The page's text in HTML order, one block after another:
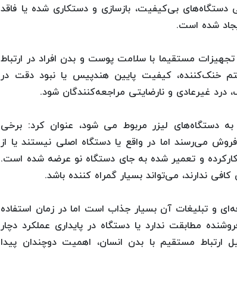
دستگاه‌های بی‌کیفیت، بازسازی‌ و دستکاری‌ شده یا فاقد
شده است.
مستقیما با سلامت پوست و بدن افراد در ارتباط
خنک‌کننده، کیفیت پایین هندپیس یا نبود دقت در
درد غیرعادی و نارضایتی مراجعه‌کنندگان شود.
به دستگاه‌های لیزر مربوط می‌ شود، عنوان کرد: برخی
می‌رسند اما در واقع یا دستگاه اصلی نیستند یا از
و تعمیر شده به جای دستگاه نو عرضه شده است.
ندارند، می‌تواند بسیار گمراه‌ کننده باشد.
و تبلیغات آن بسیار جذاب است اما در زمان استفاده
مطابقت ندارد یا دستگاه در پایداری عملکرد دچار
مستقیم با بدن انسان، اهمیت دوچندان پیدا